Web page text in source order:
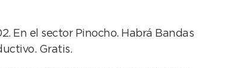
En el sector Pinocho. Habrá Bandas
Gratis.